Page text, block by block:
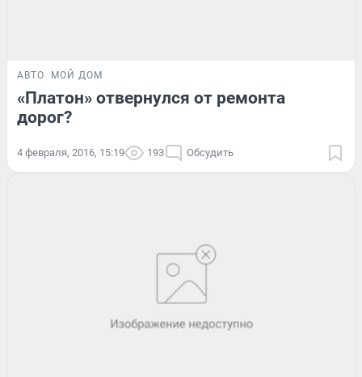
АВТО МОЙ ДОМ
«Платон» отвернулся от ремонта
дорог?
4 февраля, 2016, 15:19 193 Обсудить